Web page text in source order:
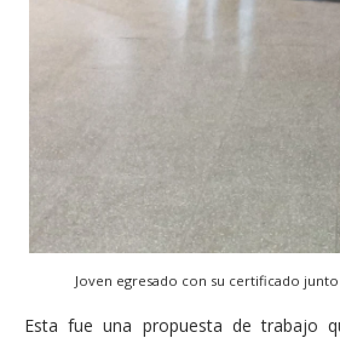
Joven egresado con su certificado
Esta fue una propuesta de trabajo